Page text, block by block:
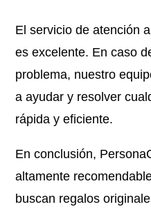
El servicio de atención
es excelente. En caso
problema, nuestro
a ayudar y resolver
rápida y eficiente.
En conclusión,
altamente
buscan regalos